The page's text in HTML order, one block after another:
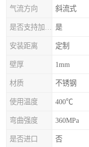
气流方向 斜流式
是
安装距离 定制
壁厚 1mm
材质 不锈钢
使用温度 400℃
弯曲强度 360MPa
是否进口 否